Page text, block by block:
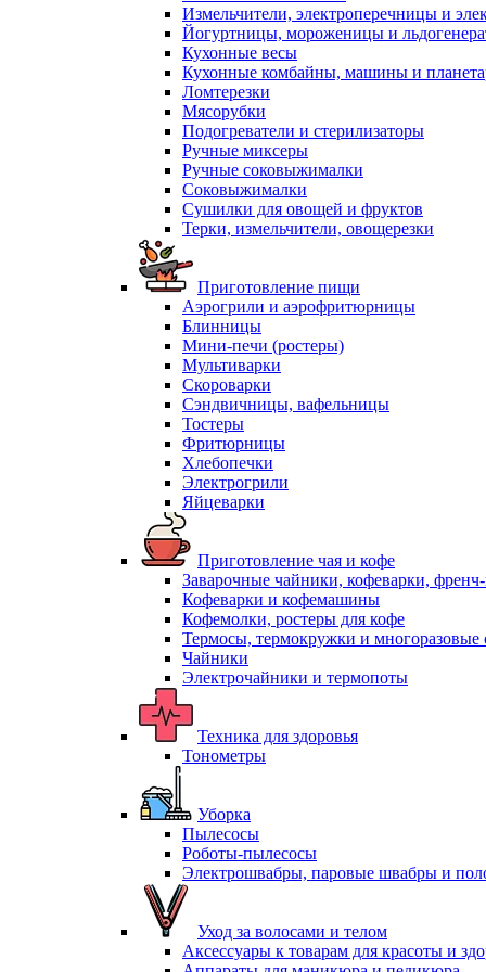
Измельчители, электроперечницы и
Йогуртницы, мороженицы и
Кухонные весы
Кухонные комбайны, машины и
Ломтерезки
Мясорубки
Подогреватели и стерилизаторы
Ручные миксеры
Ручные соковыжималки
Соковыжималки
Сушилки для овощей и фруктов
Терки, измельчители, овощерезки
Приготовление пищи
Аэрогрили и аэрофритюрницы
Блинницы
Мини-печи (ростеры)
Мультиварки
Скороварки
Сэндвичницы, вафельницы
Тостеры
Фритюрницы
Хлебопечки
Электрогрили
Яйцеварки
Приготовление чая и кофе
Заварочные чайники, кофеварки,
Кофеварки и кофемашины
Кофемолки, ростеры для кофе
Термосы, термокружки и многоразовые
Чайники
Электрочайники и термопоты
Техника для здоровья
Тонометры
Уборка
Пылесосы
Роботы-пылесосы
Электрошвабры, паровые швабры и
Уход за волосами и телом
Аксессуары к товарам для красоты и